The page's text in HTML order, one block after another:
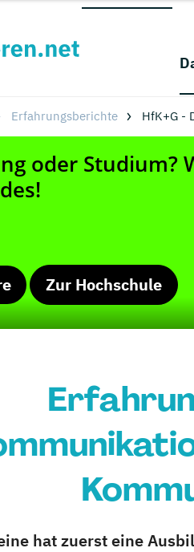
Erfahrungsberichte HfK+G -
Zur Hochschule
hat zuerst eine